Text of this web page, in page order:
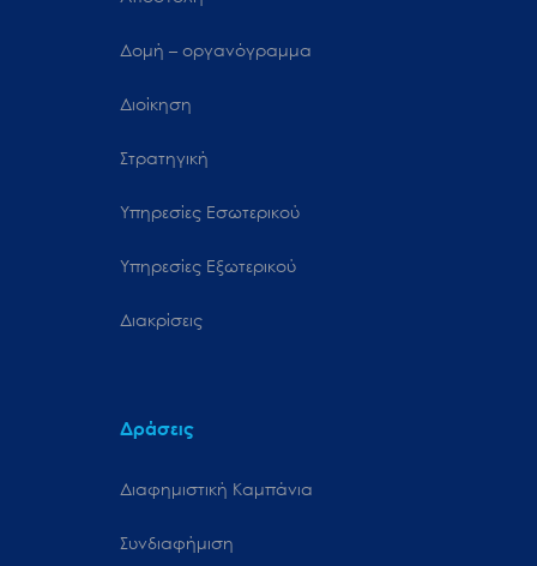
Δομή – οργανόγραμμα
Διοίκηση
Στρατηγική
Υπηρεσίες Εσωτερικού
Υπηρεσίες Εξωτερικού
Διακρίσεις
Δράσεις
Διαφημιστική Καμπάνια
Συνδιαφήμιση